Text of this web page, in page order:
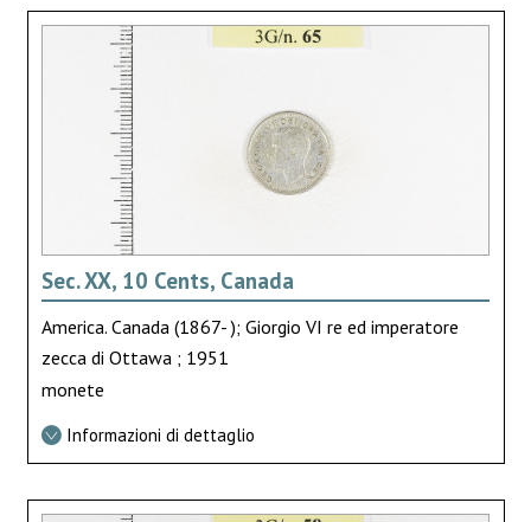
Sec. XX, 10 Cents, Canada
America. Canada (1867- ); Giorgio VI re ed imperatore
zecca di Ottawa ; 1951
monete
Informazioni di dettaglio